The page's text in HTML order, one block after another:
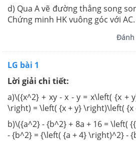
d) Qua A vẽ đường thẳng song
Chứng minh HK vuông góc với AC.
Đánh
LG bài 1
Lời giải chi tiết:
a)\({x^2} + xy - x - y = x\left( {x +
\right) = \left( {x + y} \right)\left( {x
b)\({a^2} - {b^2} + 8a + 16 = \left(
- {b^2} = {\left( {a + 4} \right)^2} -